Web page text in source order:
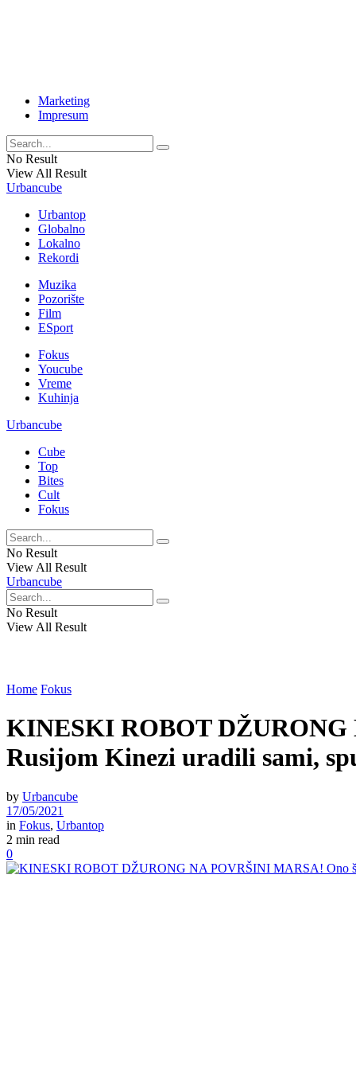
Marketing
Impresum
No Result
View All Result
Urbancube
Urbantop
Globalno
Lokalno
Rekordi
Muzika
Pozorište
Film
ESport
Fokus
Youcube
Vreme
Kuhinja
Urbancube
Cube
Top
Bites
Cult
Fokus
No Result
View All Result
Urbancube
No Result
View All Result
Home Fokus
KINESKI ROBOT DŽURONG
Rusijom Kinezi uradili sami,
by Urbancube
17/05/2021
in Fokus, Urbantop
2 min read
0